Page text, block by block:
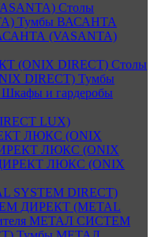
Столы
Тумбы ВАСАНТА
(VASANTA)
(ONIX DIRECT) Столы
DIRECT) Тумбы
Шкафы и гардеробы
LUX)
ЛЮКС (ONIX
ЛЮКС (ONIX
ЛЮКС (ONIX
DIRECT)
ДИРЕКТ (METAL
МЕТАЛ СИСТЕМ